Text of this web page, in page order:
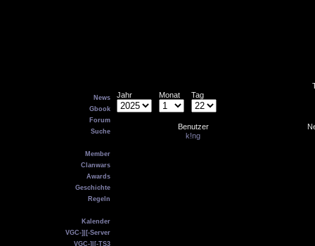
News
Gbook
Forum
Suche
Member
Clanwars
Awards
Geschichte
Regeln
Kalender
VGC-]|[-Server
VGC-]|[-TS3
Jahr
Monat Tag
Benutzer
k!ng